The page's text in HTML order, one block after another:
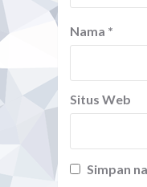
Nama *
Situs Web
Simpan